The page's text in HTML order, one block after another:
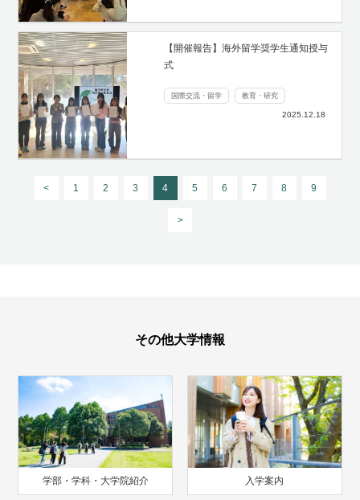
【開催報告】海外留学奨学生通知授与
式
国際交流・留学 教育・研究
2025.12.18
< 1 2 3 4 5 6 7 8 9
>
その他大学情報
学部・学科・大学院紹介 入学案内